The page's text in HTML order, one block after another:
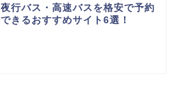
夜行バス・高速バスを格安で予約
できるおすすめサイト6選！